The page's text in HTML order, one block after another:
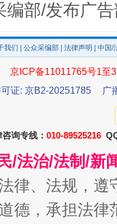
谢
今
编部/发布广
我们 公众采编部 法律声明 | 中国
京ICP备11011765号1至
可证: 京B2-20251785
广
询专线： 010-89525216
/法治/法制/新
律、法规，
德，承担法